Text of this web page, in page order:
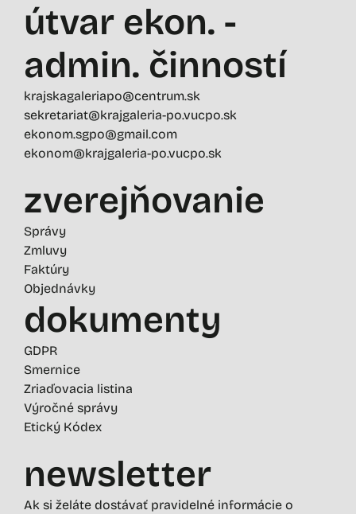
útvar ekon. -
admin. činností
krajskagaleriapo@centrum.sk
sekretariat@krajgaleria-po.vucpo.sk
ekonom.sgpo@gmail.com
ekonom@krajgaleria-po.vucpo.sk
zverejňovanie
Správy
Zmluvy
Faktúry
Objednávky
dokumenty
GDPR
Smernice
Zriaďovacia listina
Výročné správy
Etický Kódex
newsletter
Ak si želáte dostávať pravidelné informácie o